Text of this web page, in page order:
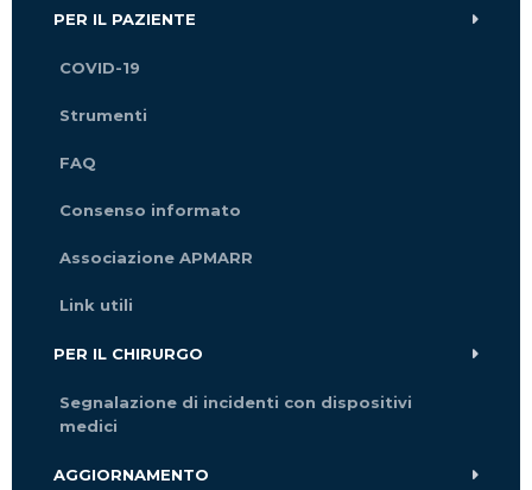
PER IL PAZIENTE
COVID-19
Strumenti
FAQ
Consenso informato
Associazione APMARR
Link utili
PER IL CHIRURGO
Segnalazione di incidenti con dispositivi
medici
AGGIORNAMENTO